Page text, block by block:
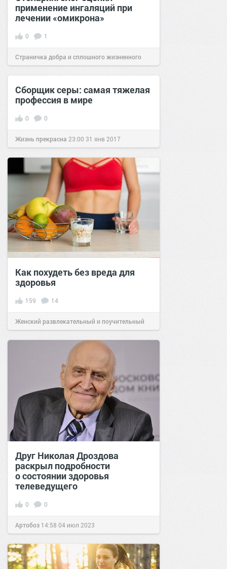
применение ингаляций при
лечении «омикрона»
0 1
Страничка добра и сплошного жизненного
позитива!10:09 24 янв 2022
Cборщик серы: самая тяжелая
профессия в мире
0 0
Жизнь прекрасна 23:00 31 янв 2017
Как похудеть без вреда для
здоровья
159 14
Женский развлекательный и поучительный
сайт.19:0831 май 2020
Друг Николая Дроздова
раскрыл подробности
о состоянии здоровья
телеведущего
0 0
Артобоз 14:58 04 июл 2023